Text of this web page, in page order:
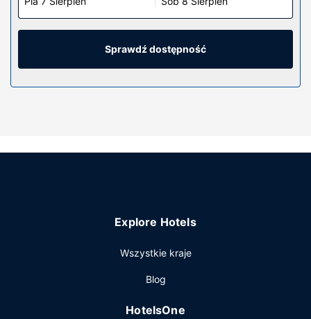
zapewni łączność ze światem. Wyposażenie łazienki:
bezpłatne przybory toaletowe i suszarki do włosów.
Udogodnienia obejmują biurka i czajnik elektryczny oraz
sprzątanie na życzenie.
Restauracja
Ożywcze napoje znajdziesz w jednym z lokali: bar/salon
sale konferencyjne o łącznej powierzchni 20 m kw. (215
Sprawdź dostępność
Explore Hotels
Wszystkie kraje
Blog
HotelsOne